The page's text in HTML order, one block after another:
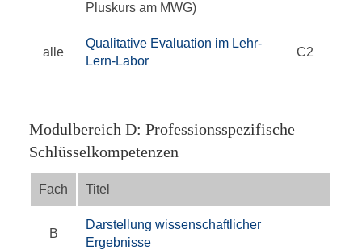
Pluskurs am MWG)
alle
Qualitative Evaluation im Lehr-
Lern-Labor
C2
Modulbereich D: Professionsspezifische
Schlüsselkompetenzen
Fach Titel
B
Darstellung wissenschaftlicher
Ergebnisse